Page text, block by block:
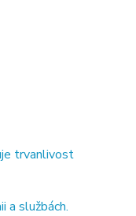
trvanlivost
a službách.